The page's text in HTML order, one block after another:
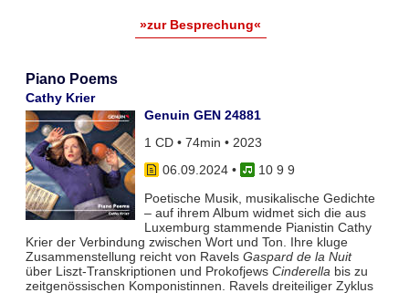
»zur Besprechung«
Piano Poems
Cathy Krier
Genuin GEN 24881
1 CD • 74min • 2023
06.09.2024•
10 9 9
Poetische Musik, musikalische Gedichte
– auf ihrem Album widmet sich die aus
Luxemburg stammende Pianistin Cathy
Krier der Verbindung zwischen Wort und Ton. Ihre kluge
Zusammenstellung reicht von Ravels Gaspard de la Nuit
über Liszt-Transkriptionen und Prokofjews Cinderella bis zu
zeitgenössischen Komponistinnen. Ravels dreiteiliger Zyklus